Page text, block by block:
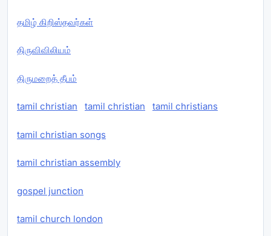
தமிழ் கிறிஸ்தவர்கள்
திருவிவிலியம்
திருமறைத் தீபம்
tamil christian tamil christian tamil christians
tamil christian songs
tamil christian assembly
gospel junction
tamil church london